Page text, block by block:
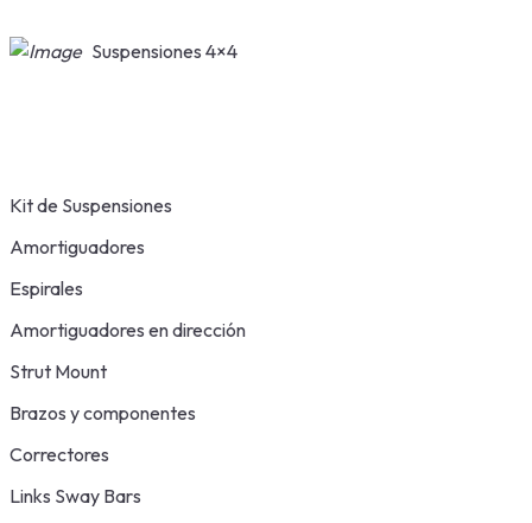
Suspensiones 4×4
Kit de Suspensiones
Amortiguadores
Espirales
Amortiguadores en dirección
Strut Mount
Brazos y componentes
Correctores
Links Sway Bars